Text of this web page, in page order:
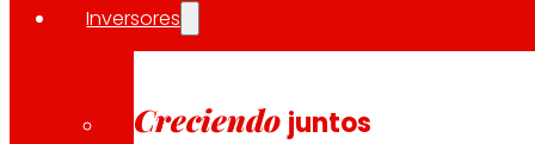
Inversores
Creciendo juntos